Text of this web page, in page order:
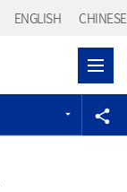
ENGLISH CHINESE
공
share